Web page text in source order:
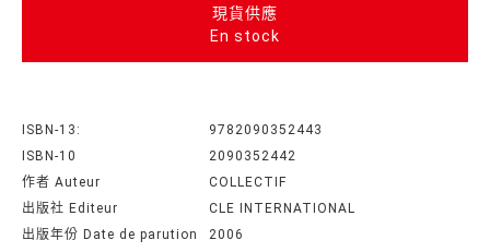
現貨供應
En stock
ISBN-13:
9782090352443
ISBN-10
2090352442
作者 Auteur
COLLECTIF
出版社 Editeur
CLE INTERNATIONAL
出版年份 Date de parution
2006